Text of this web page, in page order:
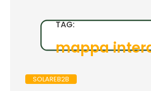
TAG:
mappa
SOLAREB2B